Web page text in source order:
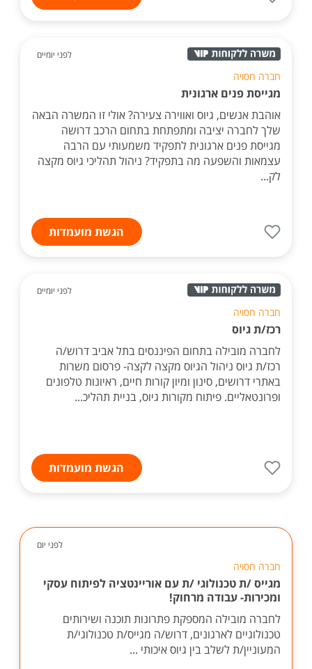
לפני יומיים
חברה חסויה
מגייסת פנים ארגונית
אוהבת אנשים, גיוס ואווירה צעירה? אולי זו המשרה הבאה
שלך לחברה יציבה ומתפתחת בתחום הרכב דרושה
מגייסת פנים ארגונית לתפקיד משמעותי עם הרבה
עצמאות והשפעה מה בתפקיד? ניהול תהליכי גיוס מקצה
לק...
הגשת מועמדות
לפני יומיים
חברה חסויה
רכז/ת גיוס
לחברה מובילה בתחום הפיננסים בתל אביב דרוש/ה
רכז/ת גיוס ניהול הגיוס מקצה לקצה- פרסום משרות
באתרי דרושים, סינון ומיון קורות חיים, ראיונות טלפונים
ופרונטאליים. פיתוח מקורות גיוס, בניית תהליכ...
הגשת מועמדות
לפני יום
חברה חסויה
מגייס /ת טכנולוגי /ת עם אוריינטציה לפיתוח עסקי
ומכירות- עבודה מרחוק!
לחברה מובילה המספקת פתרונות תוכנה ושירותים
טכנולוגיים לארגונים, דרוש/ה מגייס/ת טכנולוגי/ת
המעוניין/ת לשלב בין גיוס איכותי ...